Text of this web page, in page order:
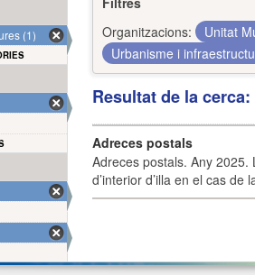
Organitzacions:
Unitat
Urbanisme i
Resultat de la
Adreces postals
Adreces postals. Any 2025.
d’interior d’illa en el cas
(1)